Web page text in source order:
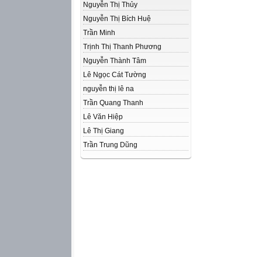
Nguyễn Thị Thủy
Nguyễn Thị Bích Huệ
Trần Minh
Trịnh Thị Thanh Phương
Nguyễn Thành Tâm
Lê Ngọc Cát Tường
nguyễn thị lê na
Trần Quang Thanh
Lê Văn Hiệp
Lê Thị Giang
Trần Trung Dũng